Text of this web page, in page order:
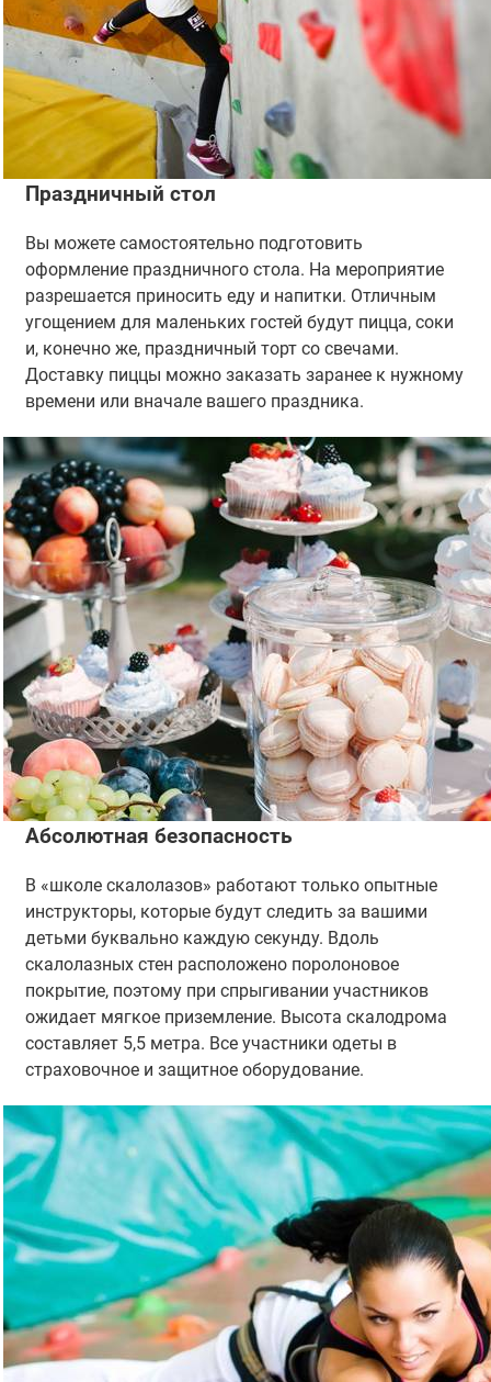
Праздничный стол
Вы можете самостоятельно подготовить
оформление праздничного стола. На мероприятие
разрешается приносить еду и напитки. Отличным
угощением для маленьких гостей будут пицца, соки
и, конечно же, праздничный торт со свечами.
Доставку пиццы можно заказать заранее к нужному
времени или вначале вашего праздника.
Абсолютная безопасность
В «школе скалолазов» работают только опытные
инструкторы, которые будут следить за вашими
детьми буквально каждую секунду. Вдоль
скалолазных стен расположено поролоновое
покрытие, поэтому при спрыгивании участников
ожидает мягкое приземление. Высота скалодрома
составляет 5,5 метра. Все участники одеты в
страховочное и защитное оборудование.